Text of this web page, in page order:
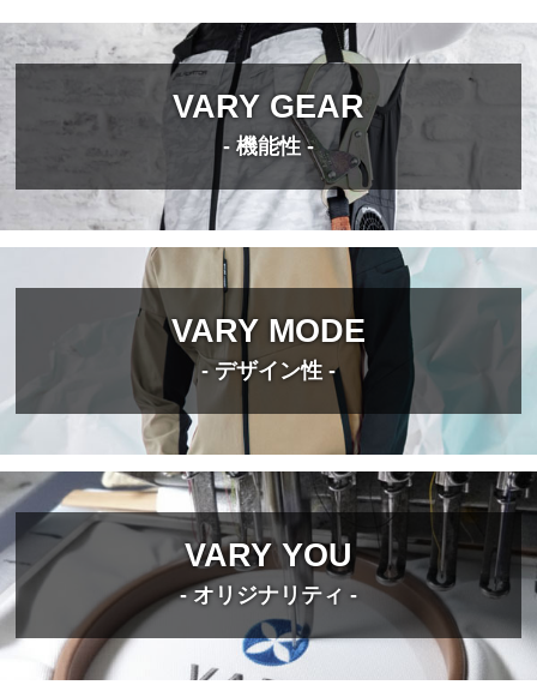
VARY GEAR
- 機能性 -
VARY MODE
- デザイン性 -
VARY YOU
- オリジナリティ -